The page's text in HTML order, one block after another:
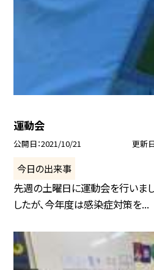
運動会
公開日 2021/10/21 更新
今日の出来事
先週の土曜日に運動会を行いま
したが、今年度は感染症対策を...